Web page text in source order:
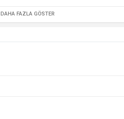
DAHA FAZLA GÖSTER